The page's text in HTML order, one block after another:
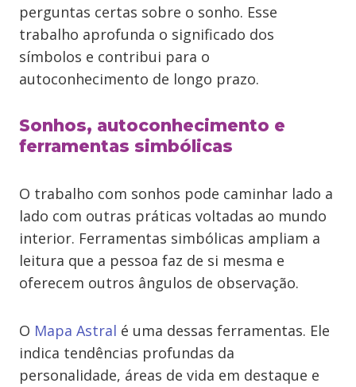
perguntas certas sobre o sonho. Esse
trabalho aprofunda o significado dos
símbolos e contribui para o
autoconhecimento de longo prazo.
Sonhos, autoconhecimento e
ferramentas simbólicas
O trabalho com sonhos pode caminhar lado a
lado com outras práticas voltadas ao mundo
interior. Ferramentas simbólicas ampliam a
leitura que a pessoa faz de si mesma e
oferecem outros ângulos de observação.
O Mapa Astral é uma dessas ferramentas. Ele
indica tendências profundas da
personalidade, áreas de vida em destaque e